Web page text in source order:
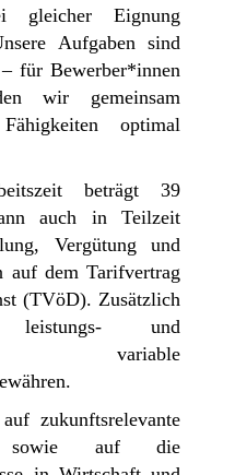
gleicher Eignung
Aufgaben sind
für Bewerber*innen
wir gemeinsam
optimal
beträgt 39
auch in Teilzeit
Vergütung und
auf dem Tarifvertrag
(TVöD). Zusätzlich
leistungs- und
variable
zukunftsrelevante
sowie auf die